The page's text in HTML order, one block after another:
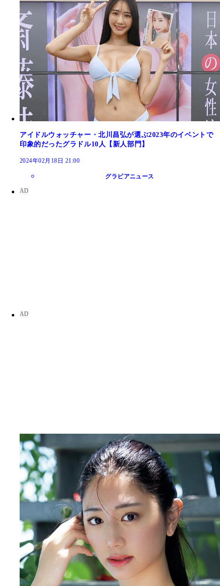
アイドルウォッチャー・北川昌弘が選ぶ2023年のイベントで
印象的だったグラドル10人【新人部門】
2024年02月18日 21:00
グラビアニュース